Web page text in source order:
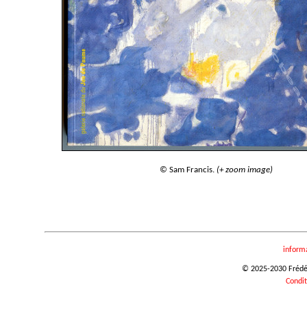
© Sam Francis. (+ zoom image)
© 2025-2030